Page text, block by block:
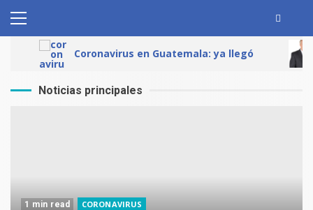
Primary
Menu
Coronavirus en Guatemala: ya llegó
Noticias principales
1 min read CORONAVIRUS